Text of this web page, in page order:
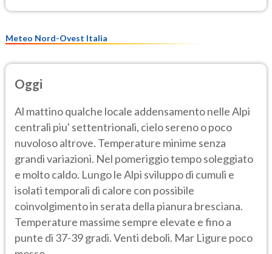
Meteo Nord-Ovest Italia
Oggi
Al mattino qualche locale addensamento nelle Alpi
centrali piu' settentrionali, cielo sereno o poco
nuvoloso altrove. Temperature minime senza
grandi variazioni. Nel pomeriggio tempo soleggiato
e molto caldo. Lungo le Alpi sviluppo di cumuli e
isolati temporali di calore con possibile
coinvolgimento in serata della pianura bresciana.
Temperature massime sempre elevate e fino a
punte di 37-39 gradi. Venti deboli. Mar Ligure poco